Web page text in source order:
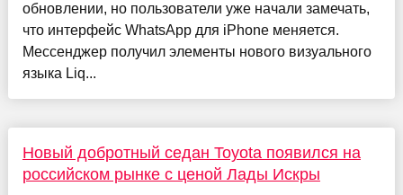
обновлении, но пользователи уже начали замечать,
что интерфейс WhatsApp для iPhone меняется.
Мессенджер получил элементы нового визуального
языка Liq...
Новый добротный седан Toyota появился на
российском рынке с ценой Лады Искры